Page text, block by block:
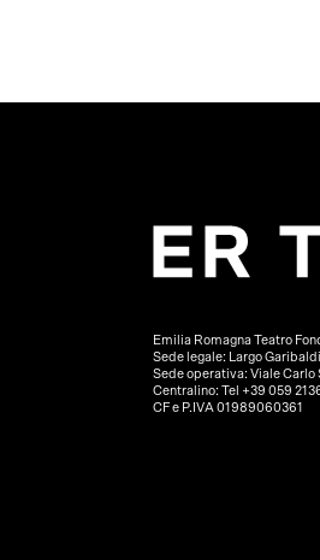
Emilia Romagna Teatro
Sede legale: Largo
Sede operativa: Viale
Centralino: Tel +39 059
CF e P.IVA 01989060361